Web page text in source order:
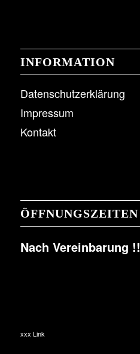
INFORMATION
Datenschutzerklärung
Impressum
Kontakt
ÖFFNUNGSZEITEN
Nach Vereinbarung !!
xxx Link